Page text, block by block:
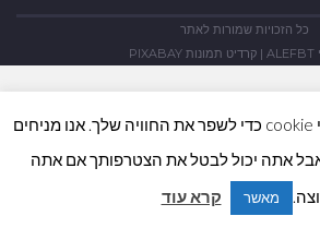
כל הזכויות שמורות לאתר
ALEFBT | קרדיט תמונות PIXABAY
אתר זה משתמש בקובצי cookie כדי לשפר את החוויה שלך. אנו מניחים
אתה יכול לבטל את הצטרפותך אם אתה
מאשר קרא עוד